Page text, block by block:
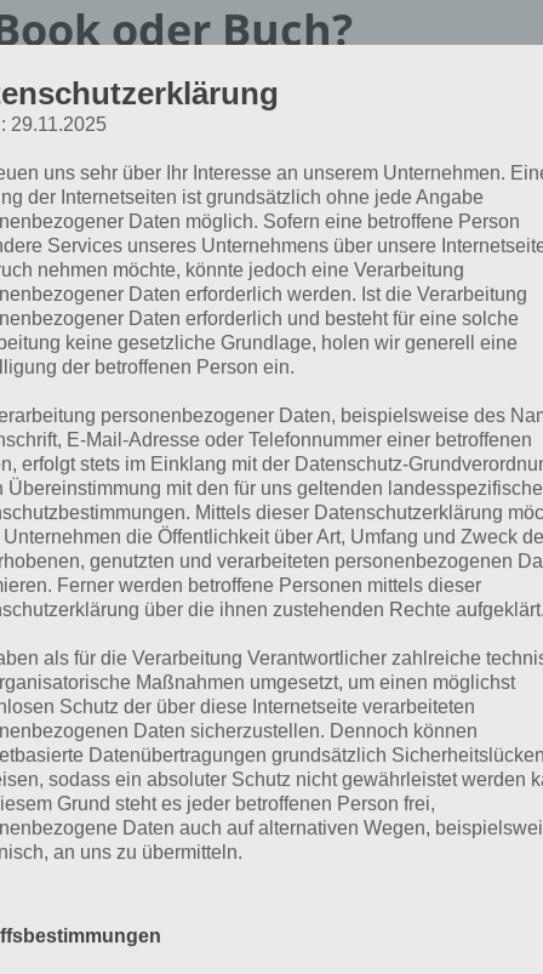
oder Buch?
Frage muss sich jeder selber beantworten. Zur Zeit
meist nur wenige Euro (wenn überhaupt) günstiger als
die preise für eBooks aber weitaus günstiger sind,
Masse ansprechen. Schließlich sind diese
unterwegs eBooks lesen will, setzt auf einen eBook
zu den Tablets zwar nicht so funktionsreich, für
von eBooks aber besser. Grund: eBook Reader halten
Tolino Shine im Test
eBooks immermehr nachgefragt werden, haben auch
entdeckt und wollen nun auch auf dem eBook
eindeutig Amazon anführt. Nun ist mit dem Tolino
in den Verkauf gegangen. Dieser kostet 99,99 Euro
als dasKindle Paperwhitevon Amazon. Was der
nachfolgenden Test. Wir wollen uns dabei nicht auf
könnt ihr u.a. aufWeltbildnachlesen.
Gerät im Überblick
Tolino ist gerade einmal 187 Gramm leicht und eine
Das ist zwar etwas größer als beim Amazon Kindle
verfügt der Toline Shine über 3 Buttons. Zwei oben
29.11.2025
uns sehr über Ihr Interesse an unserem Unternehmen.
der Internetseiten ist grundsätzlich ohne jede Angabe
Daten möglich. Sofern eine betroffene Person
Services unseres Unternehmens über unsere
nehmen möchte, könnte jedoch eine Verarbeitung
Daten erforderlich werden. Ist die Verarbeitung
Daten erforderlich und besteht für eine solche
keine gesetzliche Grundlage, holen wir generell eine
der betroffenen Person ein.
personenbezogener Daten, beispielsweise des
E-Mail-Adresse oder Telefonnummer einer betroffenen
erfolgt stets im Einklang mit der Datenschutz-
Übereinstimmung mit den für uns geltenden
Mittels dieser Datenschutzerklärung
Unternehmen die Öffentlichkeit über Art, Umfang und Zweck
genutzten und verarbeiteten personenbezogenen
Ferner werden betroffene Personen mittels dieser
über die ihnen zustehenden Rechte aufgeklärt.
als für die Verarbeitung Verantwortlicher zahlreiche
Maßnahmen umgesetzt, um einen möglichst
Schutz der über diese Internetseite verarbeiteten
Daten sicherzustellen. Dennoch können
Datenübertragungen grundsätzlich Sicherheitslücken
sodass ein absoluter Schutz nicht gewährleistet werden
Grund steht es jeder betroffenen Person frei,
Daten auch auf alternativen Wegen,
an uns zu übermitteln.